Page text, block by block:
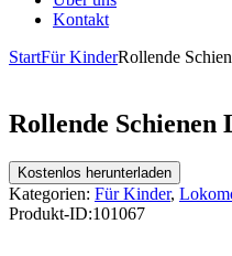
Kontakt
StartFür KinderRollende
Rollende Schienen
Kostenlos herunterladen
Kategorien: Für Kinder,
Produkt-ID:101067